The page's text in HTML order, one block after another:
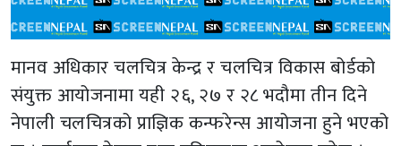
मानव अधिकार चलचित्र केन्द्र र चलचित्र विकास बोर्डको
संयुक्त आयोजनामा यही २६, २७ र २८ भदौमा तीन दिने
नेपाली चलचित्रको प्राज्ञिक कन्फरेन्स आयोजना हुने भएको